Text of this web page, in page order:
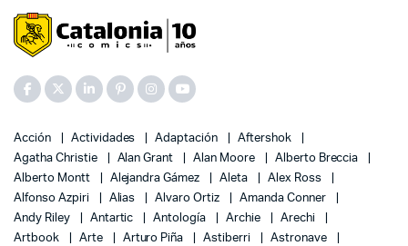
Acción Actividades Adaptación
Aftershok
Agatha Christie
Alan Grant Alan Moore
Alberto Breccia
Alberto Montt
Alejandra Gámez Aleta
Alex Ross
Alfonso Azpiri
Alias Alvaro Ortiz
Amanda Conner
Andy Riley
Antartic Antología Archie
Arechi
Artbook
Arte Arturo Piña Astiberri
Astronave